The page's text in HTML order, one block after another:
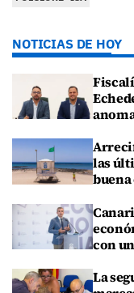
NOTICIAS DE HOY
las
buena
con
La